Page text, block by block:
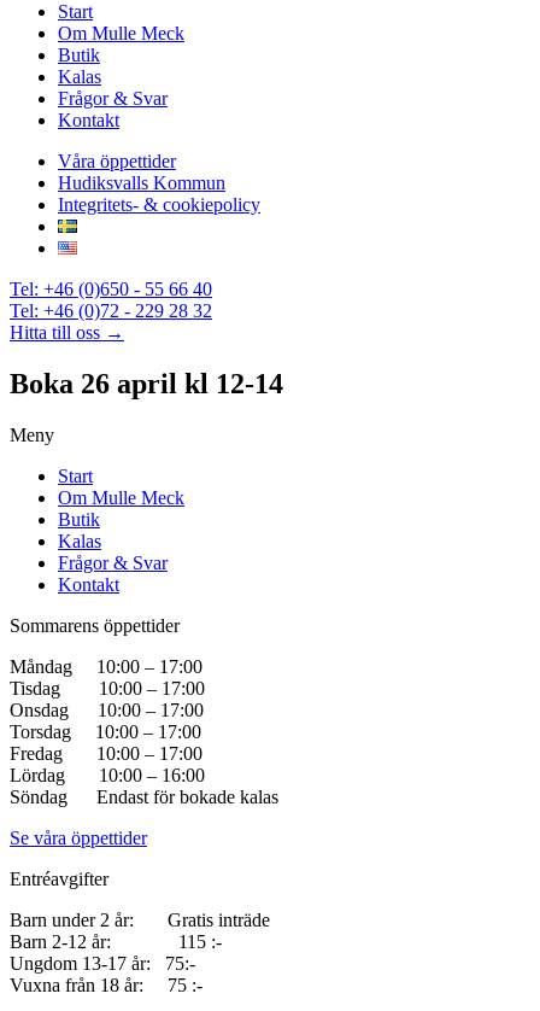
Start
Om Mulle Meck
Butik
Kalas
Frågor & Svar
Kontakt
Våra öppettider
Hudiksvalls Kommun
Integritets- & cookiepolicy
Tel: +46 (0)650 - 55 66 40
Tel: +46 (0)72 - 229 28 32
Hitta till oss →
Boka 26 april kl 12-14
Meny
Start
Om Mulle Meck
Butik
Kalas
Frågor & Svar
Kontakt
Sommarens öppettider
Måndag 10:00 – 17:00
Tisdag 10:00 – 17:00
Onsdag 10:00 – 17:00
Torsdag 10:00 – 17:00
Fredag 10:00 – 17:00
Lördag 10:00 – 16:00
Söndag Endast för bokade kalas
Se våra öppettider
Entréavgifter
Barn under 2 år: Gratis inträde
Barn 2-12 år: 115 :-
Ungdom 13-17 år: 75:-
Vuxna från 18 år: 75 :-